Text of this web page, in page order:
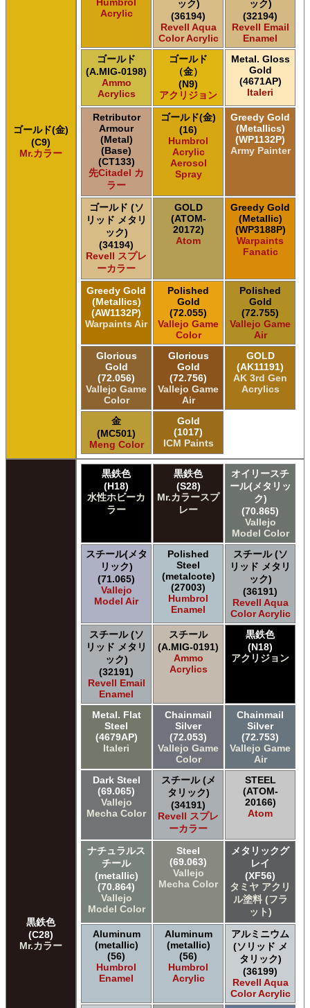
ゴールド(金)
(C9)
Mr.カラー
Acrylic
ック)
(36194)
Revell Aqua
Color Acrylic
ック)
(32194)
Revell Email
Enamel
ゴールド
(A.MIG-0198)
Ammo
Acrylics
ゴールド
（金）
(N9)
アクリジョン
Metal. Gloss
Gold
(4671AP)
Italeri
Retributor
Armour
(Metal)
(Base)
(CT133)
先Citadel カ
ラー
ゴールド(金)
(16)
Humbrol
Acrylic
Aerosol
Spray
Greedy Gold
(Metallics)
(WP1132P)
Army Painter
ゴールド (ソ
リッド メタリ
ック)
(34194)
Revell スプレ
ーカラー
GOLD
(ATOM-
20172)
Atom
Greedy Gold
(Metallic)
(WP3188P)
Warpaints
Fanatic
Greedy Gold
(Metallics)
(AW1132P)
Warpaints Air
Polished
Gold
(72.055)
Vallejo Game
Color
Polished
Gold
(72.755)
Vallejo Game
Air
Glorious
Gold
(72.056)
Vallejo Game
Color
Glorious
Gold
(72.756)
Vallejo Game
Air
GOLD
(AK11191)
AK 3rd Gen
Acrylics
金
(MC501)
Meng Color
Gold
(1017)
ICM Paints
黒鉄色
(C28)
Mr.カラー
黒鉄色
(H18)
水性ホビーカ
ラー
黒鉄色
(S28)
Mr.カラースプ
レー
オイリースチ
ール(メタリッ
ク)
(70.865)
Vallejo
Model Color
スチール(メタ
リック)
(71.065)
Vallejo
Model Air
Polished
Steel
(metalcote)
(27003)
Humbrol
Enamel
スチール (ソ
リッド メタリ
ック)
(36191)
Revell Aqua
Color Acrylic
スチール (ソ
リッド メタリ
ック)
(32191)
Revell Email
Enamel
スチール
(A.MIG-0191)
Ammo
Acrylics
黒鉄色
(N18)
アクリジョン
Metal. Flat
Steel
(4679AP)
Italeri
Chainmail
Silver
(72.053)
Vallejo Game
Color
Chainmail
Silver
(72.753)
Vallejo Game
Air
Dark Steel
(69.065)
Vallejo
Mecha Color
スチール (メ
タリック)
(34191)
Revell スプレ
ーカラー
STEEL
(ATOM-
20166)
Atom
ナチュラルス
チール
(metallic)
(70.864)
Vallejo
Model Color
Steel
(69.063)
Vallejo
Mecha Color
メタリックグ
レイ
(XF56)
タミヤ アクリ
ル塗料 (フラ
ット)
Aluminum
(metallic)
(56)
Humbrol
Enamel
Aluminum
(metallic)
(56)
Humbrol
Acrylic
アルミニウム
(ソリッド メ
タリック)
(36199)
Revell Aqua
Color Acrylic